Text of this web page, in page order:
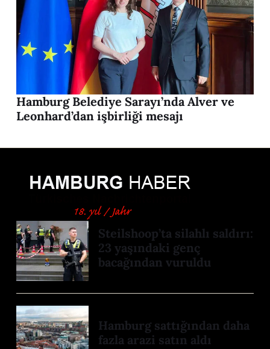
Hamburg Belediye Sarayı’nda Alver ve
Leonhard’dan işbirliği mesajı
Steilshoop’ta silahlı saldırı:
23 yaşındaki genç
bacağından vuruldu
Hamburg sattığından daha
fazla arazi satın aldı